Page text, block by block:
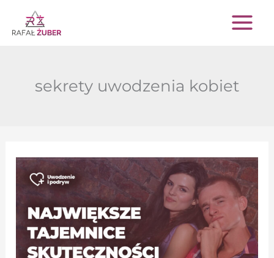
Przejdź
do
sekrety uwodzenia kobiet
Moje
największe
tajemnice
skuteczności
kobietami